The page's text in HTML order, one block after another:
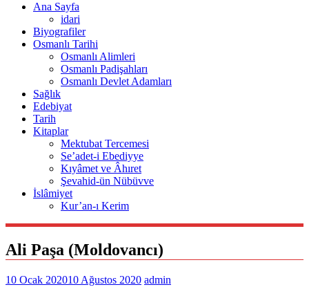
Ana Sayfa
idari
Biyografiler
Osmanlı Tarihi
Osmanlı Alimleri
Osmanlı Padişahları
Osmanlı Devlet Adamları
Sağlık
Edebiyat
Tarih
Kitaplar
Mektubat Tercemesi
Se’adet-i Ebediyye
Kıyâmet ve Âhıret
Şevahid-ün Nübüvve
İslâmiyet
Kur’an-ı Kerim
Ali Paşa (Moldovancı)
10 Ocak 202010 Ağustos 2020 admin